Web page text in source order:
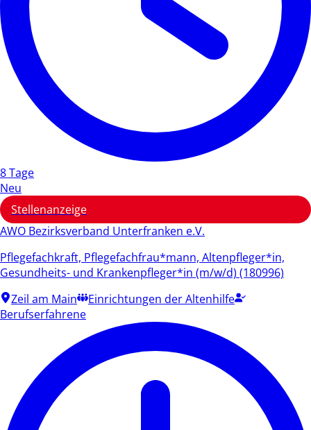
8 Tage
Neu
Stellenanzeige
AWO Bezirksverband Unterfranken e.V.
Pflegefachkraft, Pflegefachfrau*mann, Altenpfleger*in,
Gesundheits- und Krankenpfleger*in (m/w/d) (180996)
Zeil am Main
Einrichtungen der Altenhilfe
Berufserfahrene